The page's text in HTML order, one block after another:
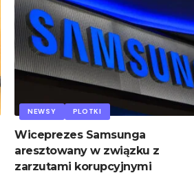
NEWSY PLOTKI
Wiceprezes Samsunga
aresztowany w związku z
zarzutami korupcyjnymi